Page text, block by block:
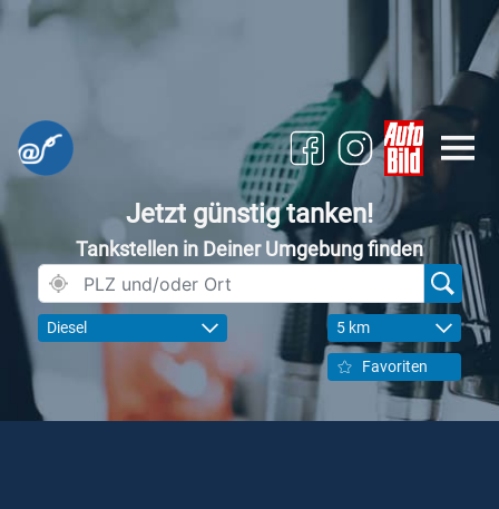
Jetzt günstig tanken!
Tankstellen in Deiner Umgebung finden
Diesel 5 km
Favoriten